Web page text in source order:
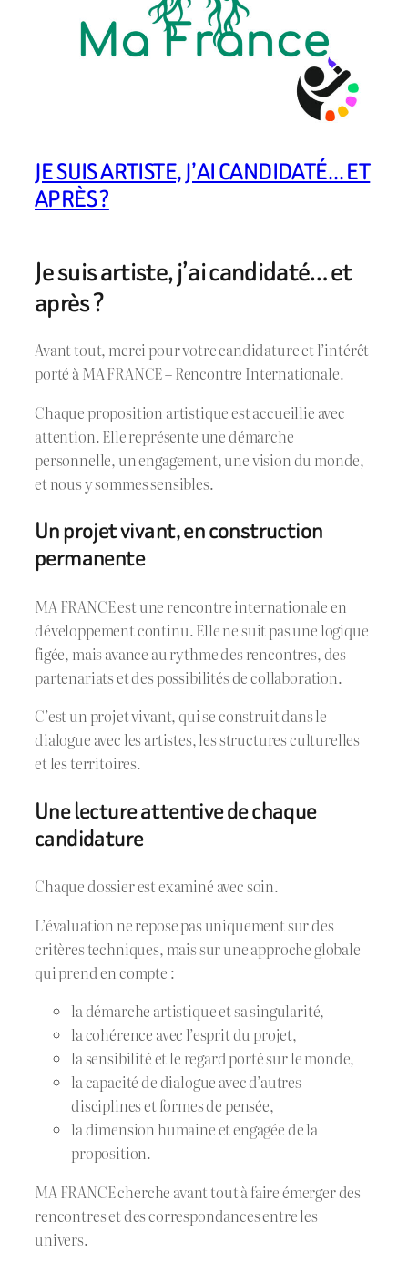
JE SUIS ARTISTE, J’AI CANDIDATÉ… ET
APRÈS ?
Je suis artiste, j’ai candidaté… et
après ?
Avant tout, merci pour votre candidature et l’intérêt
porté à MA FRANCE – Rencontre Internationale.
Chaque proposition artistique est accueillie avec
attention. Elle représente une démarche
personnelle, un engagement, une vision du monde,
et nous y sommes sensibles.
Un projet vivant, en construction
permanente
MA FRANCE est une rencontre internationale en
développement continu. Elle ne suit pas une logique
figée, mais avance au rythme des rencontres, des
partenariats et des possibilités de collaboration.
C’est un projet vivant, qui se construit dans le
dialogue avec les artistes, les structures culturelles
et les territoires.
Une lecture attentive de chaque
candidature
Chaque dossier est examiné avec soin.
L’évaluation ne repose pas uniquement sur des
critères techniques, mais sur une approche globale
qui prend en compte :
la démarche artistique et sa singularité,
la cohérence avec l’esprit du projet,
la sensibilité et le regard porté sur le monde,
la capacité de dialogue avec d’autres
disciplines et formes de pensée,
la dimension humaine et engagée de la
proposition.
MA FRANCE cherche avant tout à faire émerger des
rencontres et des correspondances entre les
univers.